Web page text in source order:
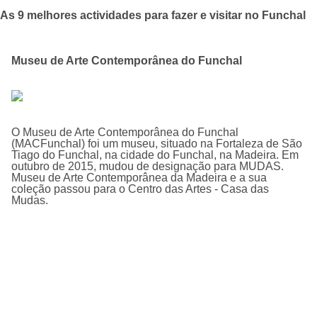
As 9 melhores actividades para fazer e visitar no Funchal
Museu de Arte Contemporânea do Funchal
O Museu de Arte Contemporânea do Funchal
(MACFunchal) foi um museu, situado na Fortaleza de São
Tiago do Funchal, na cidade do Funchal, na Madeira. Em
outubro de 2015, mudou de designação para MUDAS.
Museu de Arte Contemporânea da Madeira e a sua
coleção passou para o Centro das Artes - Casa das
Mudas.